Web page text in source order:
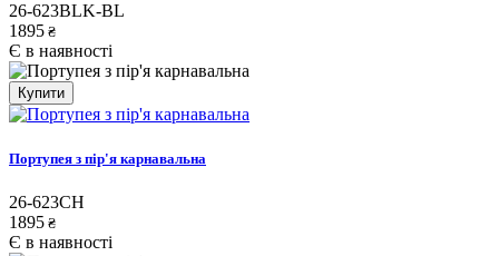
26-623BLK-BL
1895 ₴
Є в наявності
Купити
Портупея з пір'я карнавальна
26-623CH
1895 ₴
Є в наявності